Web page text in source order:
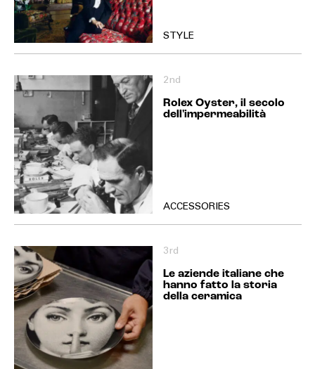
STYLE
2nd
Rolex Oyster, il secolo
dell'impermeabilità
ACCESSORIES
3rd
Le aziende italiane che
hanno fatto la storia
della ceramica